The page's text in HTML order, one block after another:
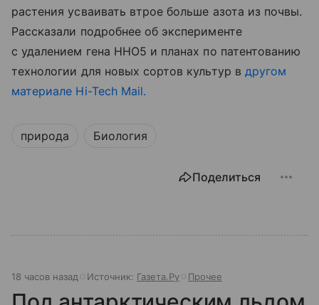
растения усваивать втрое больше азота из почвы.
Рассказали подробнее об эксперименте
с удалением гена HHO5 и планах по патентованию
технологии для новых сортов культур в другом
материале Hi-Tech Mail.
природа Биология
Поделиться
18 часов назад Источник: Газета.Ру Прочее